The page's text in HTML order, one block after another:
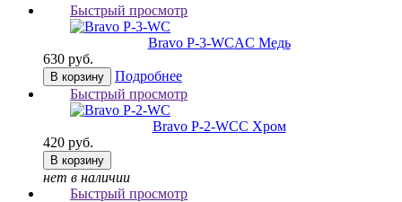
Быстрый просмотр
Bravo P-3-WCAC Медь
630 руб.
В корзину
Подробнее
Быстрый просмотр
Bravo P-2-WCC Хром
420 руб.
В корзину
нет в наличии
Быстрый просмотр